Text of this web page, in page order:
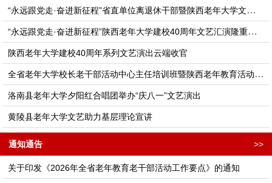
“永远跟党走·奋进新征程”省直单位离退休干部暨陕西老年大学文艺演出隆重举行
“永远跟党走·奋进新征程”陕西老年大学建校40周年文艺汇演隆重举行
陕西老年大学建校40周年系列文艺演出云端收官
全省老年大学校长老干部活动中心主任培训班​​​​​暨陕西老年教育活动高质量发展座谈会在西安举办
洛南县老年大学夕阳红合唱团举办“庆八一”文艺演出
黄陵县老年大学文艺助力基层理论宣讲
>>
通知通告
关于印发《2026年全省老年教育老干部活动工作要点》的通知